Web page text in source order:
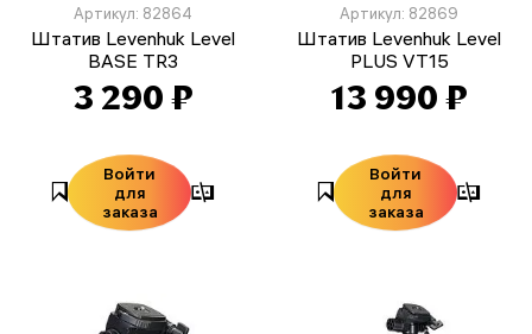
Артикул: 82864
Штатив Levenhuk Level
BASE TR3
3 290 ₽
Войти
для
заказа
Артикул: 82869
Штатив Levenhuk Level
PLUS VT15
13 990 ₽
Войти
для
заказа